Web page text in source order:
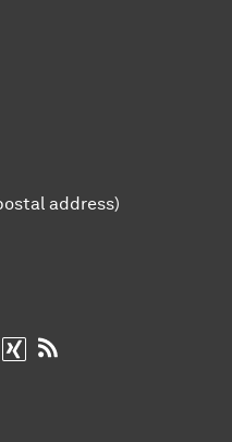
address)
Instagram
on Facebook
on TikTok
University on BlueSky
University on
Dortmund University on
TU Dortmund University